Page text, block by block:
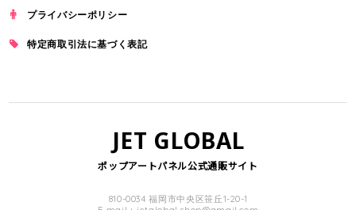
プライバシーポリシー
特定商取引法に基づく表記
JET GLOBAL
ポップアートパネル公式通販サイト
810-0034 福岡市中央区笹丘1-20-1